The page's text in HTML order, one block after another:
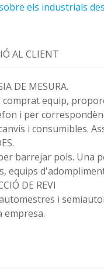
els industrials
AL CLIENT
DE MESURA.
equip,
i per
i consumibles.
barrejar pols. Una
equips
DE REVI
i
empresa.